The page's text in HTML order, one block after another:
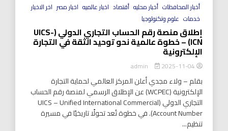
أخبار المحافظات أخبار محليه أقتصاد اخبار عالميه اخبار مصر اخر الاخبار
خدمات علوم وتكنولوجيا
إطلاق منصة رقم الحساب التجاري الدولي (UICS-
ICN) – خطوة عالمية نحو توحيد الثقة في التجارة
الإلكترونية
2025-11-04
بقلم – ولاء مجدي أعلن المركز العالمي لحماية التجارة
الإلكترونية (WCPEC) عن الإطلاق الرسمي لمنصة رقم الحساب
التجاري الدولي (UICS – Unified International Commercial
Account Number). في خطوة تُعد تحولًا تاريخيًا في مسيرة
تنظيم...